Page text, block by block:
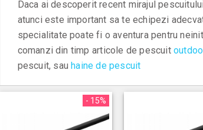
Daca ai descoperit recent mirajul
atunci este important sa te echipezi
specialitate poate fi o aventura pentru
comanzi din timp articole de pescuit
pescuit, sau haine de pescuit
- 15%